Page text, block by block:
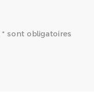
sont obligatoires